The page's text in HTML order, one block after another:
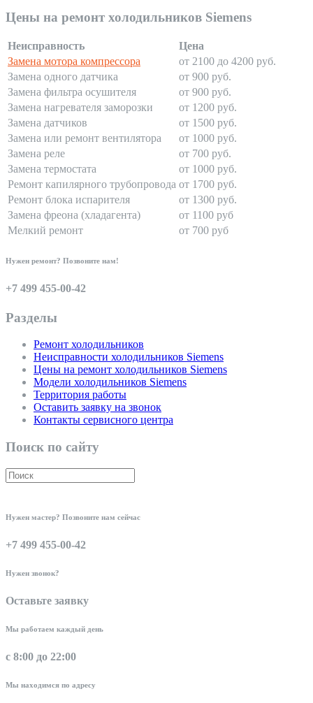
Цены на ремонт холодильников Siemens
Неисправность
Цена
Замена мотора компрессора
от 2100 до 4200 руб.
Замена одного датчика
от 900 руб.
Замена фильтра осушителя
от 900 руб.
Замена нагревателя заморозки
от 1200 руб.
Замена датчиков
от 1500 руб.
Замена или ремонт вентилятора
от 1000 руб.
Замена реле
от 700 руб.
Замена термостата
от 1000 руб.
Ремонт капилярного трубопровода от 1700 руб.
Ремонт блока испарителя
от 1300 руб.
Замена фреона (хладагента)
от 1100 руб
Мелкий ремонт
от 700 руб
Нужен ремонт? Позвоните нам!
+7 499 455-00-42
Разделы
Ремонт холодильников
Неисправности холодильников Siemens
Цены на ремонт холодильников Siemens
Модели холодильников Siemens
Территория работы
Оставить заявку на звонок
Контакты сервисного центра
Поиск по сайту
Нужен мастер? Позвоните нам сейчас
+7 499 455-00-42
Нужен звонок?
Оставьте заявку
Мы работаем каждый день
с 8:00 до 22:00
Мы находимся по адресу